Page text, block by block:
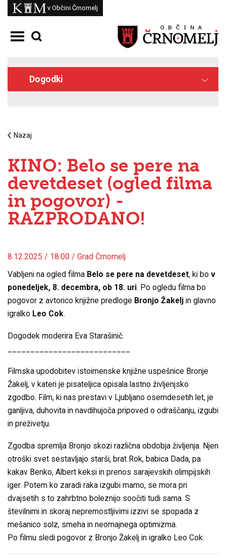
Skoči na vsebino
Kam
v Občini Črnomelj
Odpri meni
Dogodki
Nazaj
KINO: Belo se pere na
devetdeset (ogled filma
in pogovor) -
RAZPRODANO!
8.12.2025 / 18:00 / Grad Črnomelj
Vabljeni na ogled filma Belo se pere na devetdeset, ki bo v
ponedeljek, 8. decembra, ob 18. uri. Po ogledu filma bo
pogovor z avtorico knjižne predloge Bronjo Žakelj in glavno
igralko Leo Cok.
Dogodek moderira Eva Starašinič.
Filmska upodobitev istoimenske knjižne uspešnice Bronje
Žakelj, v kateri je pisateljica opisala lastno življenjsko
zgodbo. Film, ki nas prestavi v Ljubljano osemdesetih let, je
ganljiva, duhovita in navdihujoča pripoved o odraščanju, izgubi
in preživetju.
Zgodba spremlja Bronjo skozi različna obdobja življenja. Njen
otroški svet sestavljajo starši, brat Rok, babica Dada, pa
kakav Benko, Albert keksi in prenos sarajevskih olimpijskih
iger. Potem ko zaradi raka izgubi mamo, se mora pri
dvajsetih s to zahrbtno boleznijo soočiti tudi sama. S
številnimi in skoraj nepremostljivimi izzivi se spopada z
mešanico solz, smeha in neomajnega optimizma.
Po filmu sledi pogovor z Bronjo Žakelj in igralko Leo Cok.